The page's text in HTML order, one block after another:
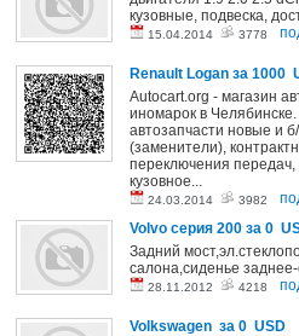
кузовные, подвеска,
15.04.2014 3778
Renault Logan за 1000
Autocart.org - магазин
иномарок в
автозапчасти новые и
(заменители),
переключения передач,
кузовное...
24.03.2014 3982
Volvo серия 200 за 0
Задний
салона,сиденье заднее-
28.11.2012 4218
Volkswagen за 0 USD